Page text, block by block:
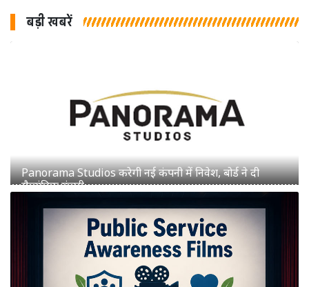
बड़ी खबरें
Panorama Studios करेगी नई कंपनी में निवेश, बोर्ड ने दी
सैद्धांतिक मंजूरी